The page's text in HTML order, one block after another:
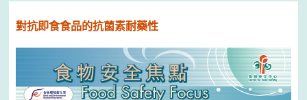
對抗即食食品的抗菌素耐藥性